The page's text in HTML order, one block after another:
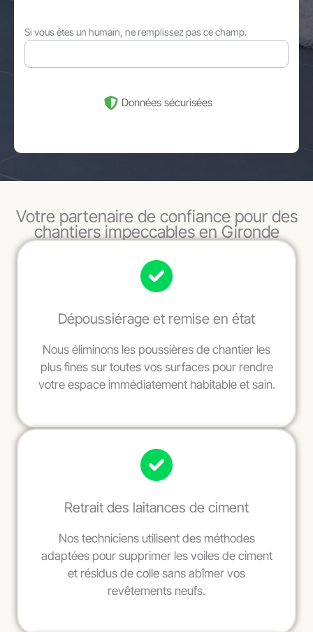
Si vous êtes un humain, ne remplissez pas ce champ.
Données sécurisées
Votre partenaire de confiance pour des
chantiers impeccables en Gironde
Dépoussiérage et remise en état
Nous éliminons les poussières de chantier les
plus fines sur toutes vos surfaces pour rendre
votre espace immédiatement habitable et sain.
Retrait des laitances de ciment
Nos techniciens utilisent des méthodes
adaptées pour supprimer les voiles de ciment
et résidus de colle sans abîmer vos
revêtements neufs.